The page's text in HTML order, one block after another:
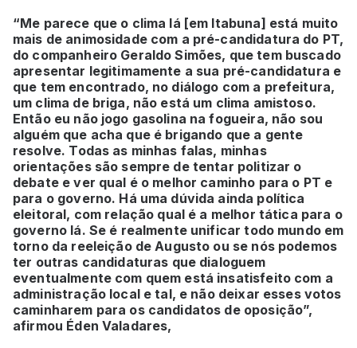
“Me parece que o clima lá [em Itabuna] está muito
mais de animosidade com a pré-candidatura do PT,
do companheiro Geraldo Simões, que tem buscado
apresentar legitimamente a sua pré-candidatura e
que tem encontrado, no diálogo com a prefeitura,
um clima de briga, não está um clima amistoso.
Então eu não jogo gasolina na fogueira, não sou
alguém que acha que é brigando que a gente
resolve. Todas as minhas falas, minhas
orientações são sempre de tentar politizar o
debate e ver qual é o melhor caminho para o PT e
para o governo. Há uma dúvida ainda política
eleitoral, com relação qual é a melhor tática para o
governo lá. Se é realmente unificar todo mundo em
torno da reeleição de Augusto ou se nós podemos
ter outras candidaturas que dialoguem
eventualmente com quem está insatisfeito com a
administração local e tal, e não deixar esses votos
caminharem para os candidatos de oposição”,
afirmou Éden Valadares,